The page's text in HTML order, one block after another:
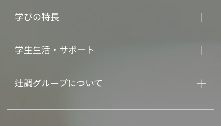
学びの特長
学生生活・サポート
辻調グループについて